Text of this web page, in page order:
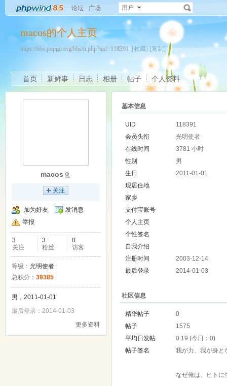
论坛 广场 用户
macos的个人主页
https://bbs.popgo.org/bbs/u.php?uid=118391 [收藏] [复制]
首页 新鲜事 日志 相册 帖子 个人资料
macos
关注
加为好友
发消息
举报
3
关注
3
粉丝
0
访客
等级： 光明使者
总积分： 39385
男，2011-01-01
最后登录：2014-01-03
更多资料
基本信息
UID
118391
会员头衔
光明使者
在线时间
3781 小时
性别
男
生日
2011-01-01
现居住地
家乡
支付宝账号
个人主页
个性签名
自我介绍
注册时间
2003-12-14
最后登录
2014-01-03
社区信息
精华帖子
0
帖子
1575
平均日发帖
0.19 (今日：0)
帖子签名
我が力、我が身と
なぜ俺は、ヒトに